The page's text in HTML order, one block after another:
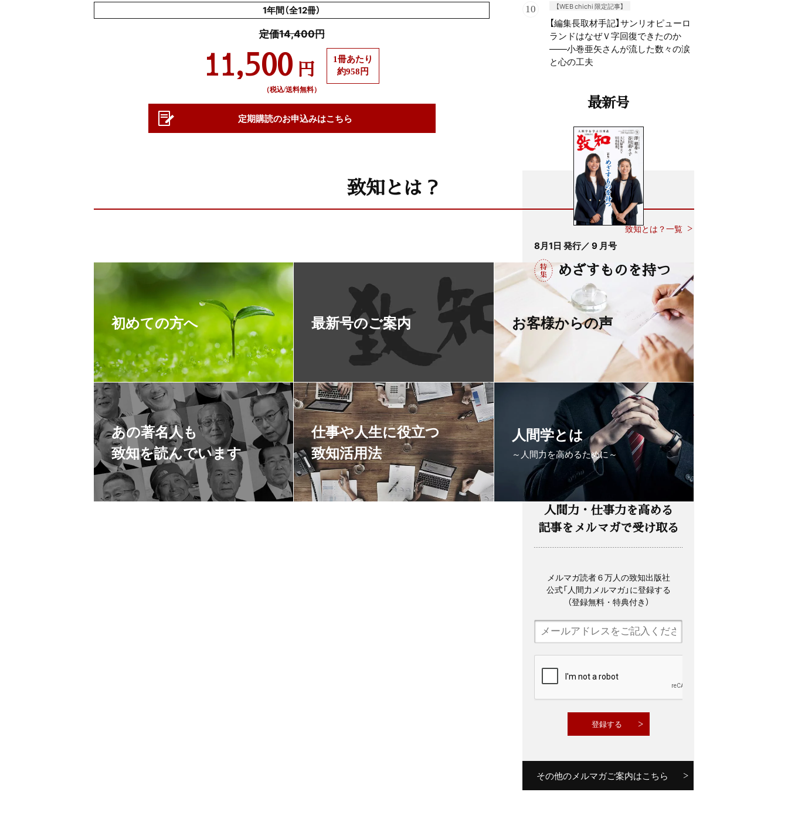
1年間（全12冊）
定価14,400円
11,500 円
1冊あたり
約958円
（税込/送料無料）
定期購読のお申込みはこちら
致知とは？
致知とは？一覧
初めての方へ 最新号のご案内 お客様からの声
あの著名人も
致知を読んでいます
仕事や人生に役立つ
致知活用法
人間学とは
～人間力を高めるために～
【WEB chichi 限定記事】
【編集長取材手記】サンリオピューロ
ランドはなぜＶ字回復できたのか
——小巻亜矢さんが流した数々の涙
と心の工夫
最新号
8月1日 発行／ 9 月号
めざすものを持つ
定期購読の
お申込みはこちら
試し読み
人間力・仕事力を高める
記事をメルマガで受け取る
メルマガ読者６万人の致知出版社
公式「人間力メルマガ」に登録する
（登録無料・特典付き）
その他のメルマガご案内はこちら